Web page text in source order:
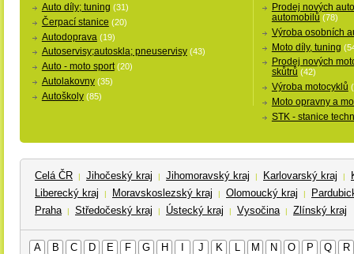
Auto díly; tuning (31)
Čerpací stanice (20)
Autodoprava (19)
Autoservisy;autoskla; pneuservisy (43)
Auto - moto sport (20)
Autolakovny (35)
Autoškoly (85)
Prodej nových
automobilů (78)
Výroba osobních
Moto díly, tuning
Prodej nových
skůtrů (42)
Výroba motocyklů
Moto opravny a
STK - stanice
Celá ČR | Jihočeský kraj | Jihomoravský kraj | Karlovarský kraj |
Liberecký kraj
| Moravskoslezský kraj | Olomoucký kraj |
Praha
| Středočeský kraj | Ústecký kraj | Vysočina | Zlínský kraj
A B C D E F G H J K M N O P Q R